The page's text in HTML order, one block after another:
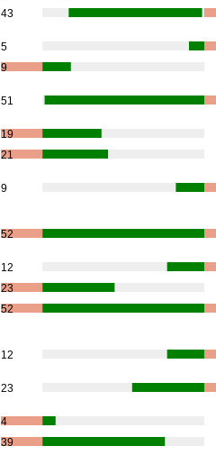
43
5
9
51
19
21
9
52
12
23
52
12
23
4
39